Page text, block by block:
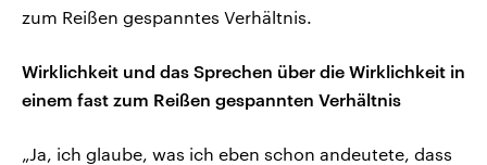
zum Reißen gespanntes Verhältnis.
Wirklichkeit und das Sprechen über die Wirklichkeit in
einem fast zum Reißen gespannten Verhältnis
„Ja, ich glaube, was ich eben schon andeutete, dass